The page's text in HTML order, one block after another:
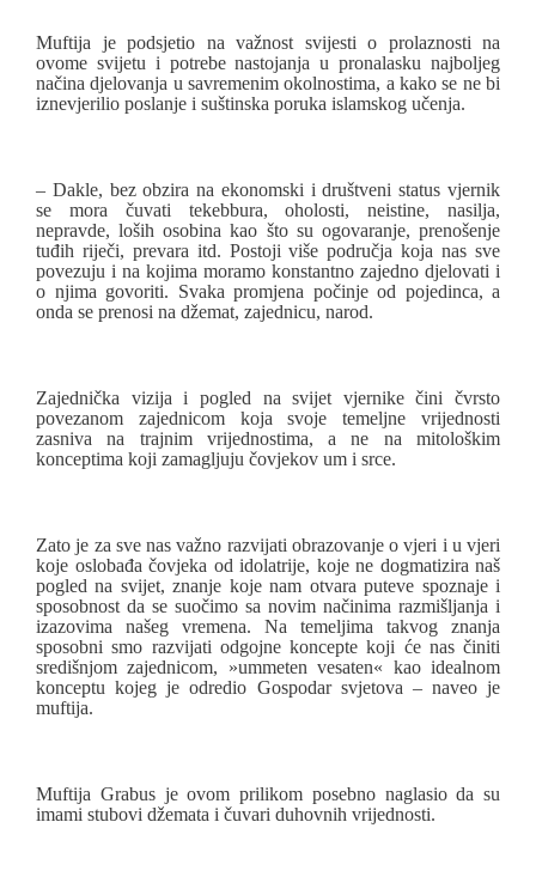
Muftija je podsjetio na važnost svijesti o prolaznosti na
ovome svijetu i potrebe nastojanja u pronalasku najboljeg
načina djelovanja u savremenim okolnostima, a kako se ne bi
iznevjerilio poslanje i suštinska poruka islamskog učenja.
– Dakle, bez obzira na ekonomski i društveni status vjernik
se mora čuvati tekebbura, oholosti, neistine, nasilja,
nepravde, loših osobina kao što su ogovaranje, prenošenje
tuđih riječi, prevara itd. Postoji više područja koja nas sve
povezuju i na kojima moramo konstantno zajedno djelovati i
o njima govoriti. Svaka promjena počinje od pojedinca, a
onda se prenosi na džemat, zajednicu, narod.
Zajednička vizija i pogled na svijet vjernike čini čvrsto
povezanom zajednicom koja svoje temeljne vrijednosti
zasniva na trajnim vrijednostima, a ne na mitološkim
konceptima koji zamagljuju čovjekov um i srce.
Zato je za sve nas važno razvijati obrazovanje o vjeri i u vjeri
koje oslobađa čovjeka od idolatrije, koje ne dogmatizira naš
pogled na svijet, znanje koje nam otvara puteve spoznaje i
sposobnost da se suočimo sa novim načinima razmišljanja i
izazovima našeg vremena. Na temeljima takvog znanja
sposobni smo razvijati odgojne koncepte koji će nas činiti
središnjom zajednicom, »ummeten vesaten« kao idealnom
konceptu kojeg je odredio Gospodar svjetova – naveo je
muftija.
Muftija Grabus je ovom prilikom posebno naglasio da su
imami stubovi džemata i čuvari duhovnih vrijednosti.